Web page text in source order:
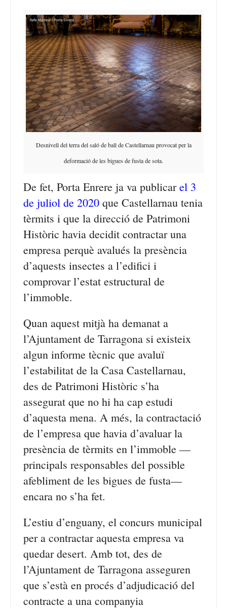
Desnivell del terra del saló de ball de Castellarnau provocat per la
deformació de les bigues de fusta de sota.
De fet, Porta Enrere ja va publicarel 3
de juliol de 2020 que Castellarnau tenia
tèrmits i que la direcció de Patrimoni
Històric havia decidit contractar una
empresa perquè avalués la presència
d’aquests insectes a l’edifici i
comprovar l’estat estructural de
l’immoble.
Quan aquest mitjà ha demanat a
l’Ajuntament de Tarragona si existeix
algun informe tècnic que avaluï
l’estabilitat de la Casa Castellarnau,
des de Patrimoni Històric s’ha
assegurat que no hi ha cap estudi
d’aquesta mena. A més, la contractació
de l’empresa que havia d’avaluar la
presència de tèrmits en l’immoble —
principals responsables del possible
afebliment de les bigues de fusta—
encara no s’ha fet.
L’estiu d’enguany, el concurs municipal
per a contractar aquesta empresa va
quedar desert. Amb tot, des de
l’Ajuntament de Tarragona asseguren
que s’està en procés d’adjudicació del
contracte a una companyia